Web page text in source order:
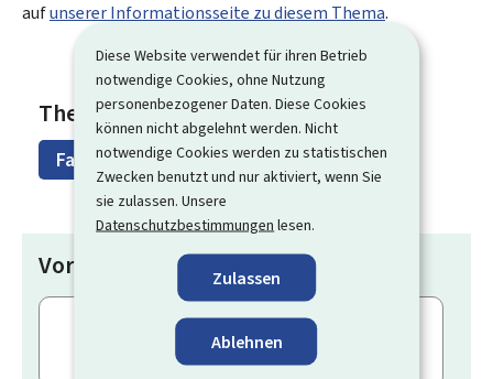
Diese Website verwendet für ihren Betrieb
notwendige Cookies, ohne Nutzung
personenbezogener Daten. Diese Cookies
können nicht abgelehnt werden. Nicht
notwendige Cookies werden zu statistischen
Zwecken benutzt und nur aktiviert, wenn Sie
sie zulassen. Unsere
Datenschutzbestimmungen lesen.
Zulassen
Ablehnen
aufunserer Informationsseite zu diesem Thema.
Themen
Familie & Ausbildung
Vorgänge
Terminvereinbarung für eine Bildungs- bzw.
Berufsberatung in der Maison de
l’orientation